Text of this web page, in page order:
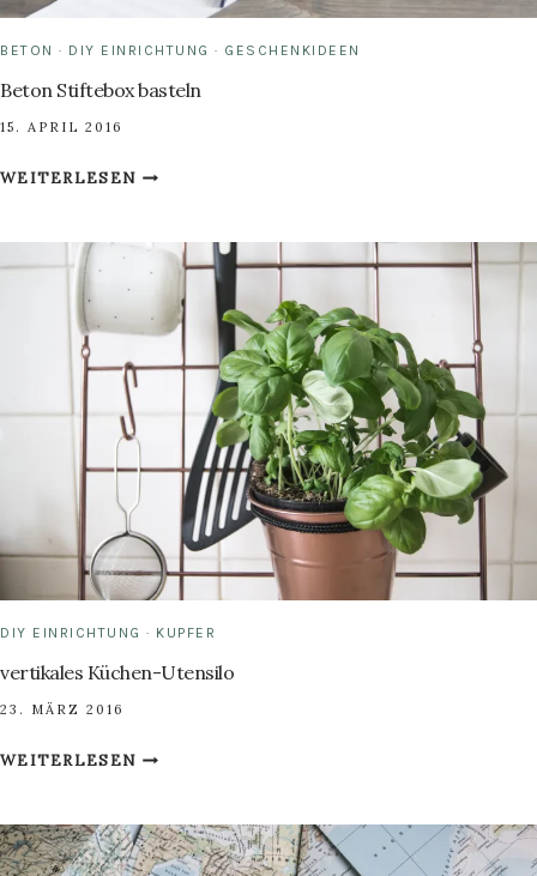
BETON · DIY EINRICHTUNG · GESCHENKIDEEN
Beton Stiftebox basteln
15. APRIL 2016
WEITERLESENBETON
DIY EINRICHTUNG · KUPFER
vertikales Küchen-Utensilo
23. MÄRZ 2016
WEITERLESENVERTIKALES